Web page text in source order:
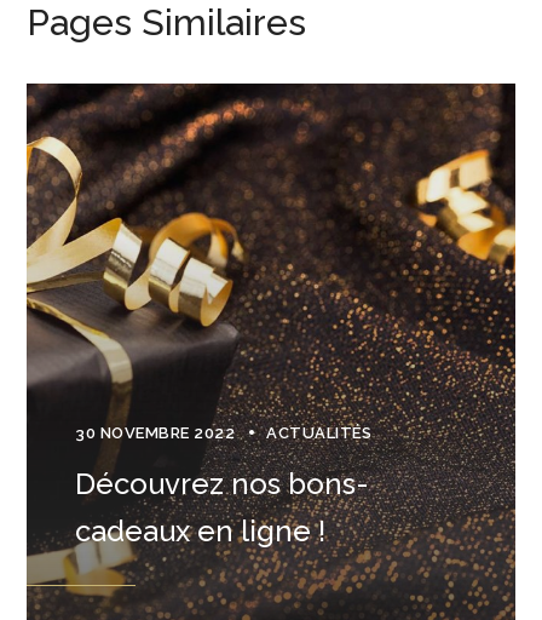
Pages Similaires
30 NOVEMBRE 2022 ACTUALITÉS
Découvrez nos bons-
cadeaux en ligne !